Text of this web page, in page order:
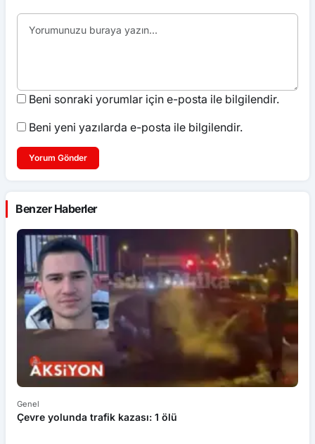
Beni sonraki yorumlar için e-posta ile bilgilendir.
Beni yeni yazılarda e-posta ile bilgilendir.
Yorum Gönder
Benzer Haberler
Genel
Çevre yolunda trafik kazası: 1 ölü